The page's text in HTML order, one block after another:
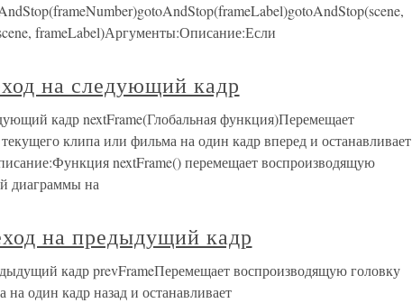
frameLabel)Аргументы:Описание:Если
на следующий кадр
кадр nextFrame(Глобальная функция)Перемещает
клипа или фильма на один кадр вперед и останавливает
nextFrame() перемещает воспроизводящую
диаграммы на
на предыдущий кадр
кадр prevFrameПеремещает воспроизводящую головку
один кадр назад и останавливает